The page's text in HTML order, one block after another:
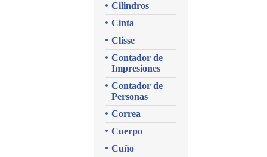
Cilindros
Cinta
Clisse
Contador de
Impresiones
Contador de
Personas
Correa
Cuerpo
Cuño